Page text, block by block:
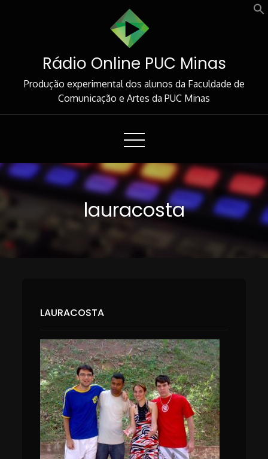
Rádio Online PUC Minas
Produção experimental dos alunos da Faculdade de
Comunicação e Artes da PUC Minas
lauracosta
LAURACOSTA